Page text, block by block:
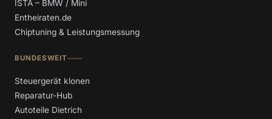
ISTA – BMW / Mini
Entheiraten.de
Chiptuning & Leistungsmessung
BUNDESWEIT
Steuergerät klonen
Reparatur-Hub
Autoteile Dietrich